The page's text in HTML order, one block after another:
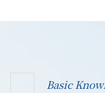
Basic